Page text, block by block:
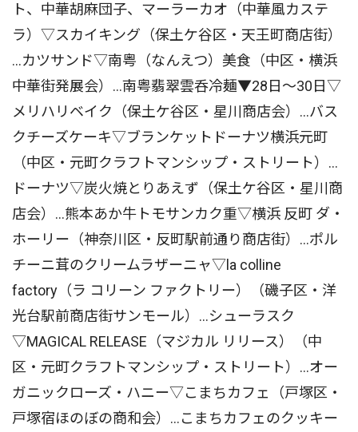
ト、中華胡麻団子、マーラーカオ（中華風カステ
ラ）▽スカイキング（保土ケ谷区・天王町商店街）
…カツサンド▽南粤（なんえつ）美食（中区・横浜
中華街発展会）…南粤翡翠雲呑冷麺▼28日〜30日▽
メリハリベイク（保土ケ谷区・星川商店会）…バス
クチーズケーキ▽ブランケットドーナツ横浜元町
（中区・元町クラフトマンシップ・ストリート）…
ドーナツ▽炭火焼とりあえず（保土ケ谷区・星川商
店会）…熊本あか牛トモサンカク重▽横浜 反町 ダ・
ホーリー（神奈川区・反町駅前通り商店街）…ポル
チーニ茸のクリームラザーニャ▽la colline
factory（ラ コリーン ファクトリー）（磯子区・洋
光台駅前商店街サンモール）…シューラスク
▽MAGICAL RELEASE（マジカル リリース）（中
区・元町クラフトマンシップ・ストリート）…オー
ガニックローズ・ハニー▽こまちカフェ（戸塚区・
戸塚宿ほのぼの商和会）…こまちカフェのクッキー